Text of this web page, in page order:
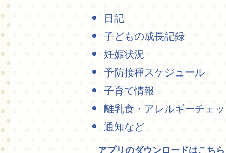
日記
子どもの成長記録
妊娠状況
予防接種スケジュール
子育て情報
離乳食・アレルギーチェ
通知など
アプリのダウンロードはこちら